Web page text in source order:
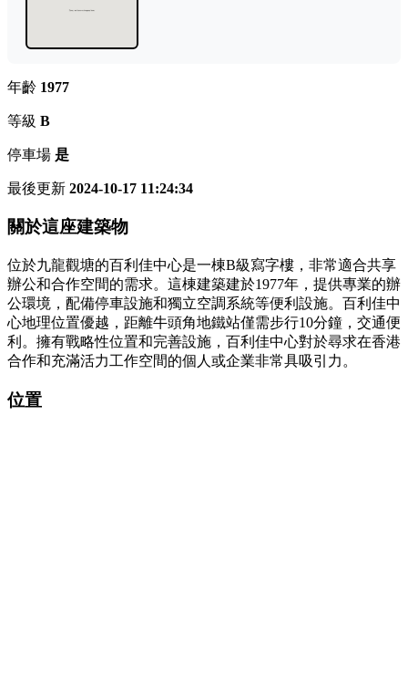
年齡 1977
等級 B
停車場 是
最後更新 2024-10-17 11:24:34
關於這座建築物
位於九龍觀塘的百利佳中心是一棟B級寫字樓，非常適合共享
辦公和合作空間的需求。這棟建築建於1977年，提供專業的辦
公環境，配備停車設施和獨立空調系統等便利設施。百利佳中
心地理位置優越，距離牛頭角地鐵站僅需步行10分鐘，交通便
利。擁有戰略性位置和完善設施，百利佳中心對於尋求在香港
合作和充滿活力工作空間的個人或企業非常具吸引力。
位置